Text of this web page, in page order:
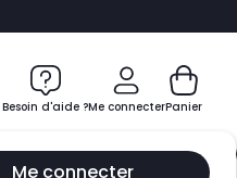
Besoin d'aide ?Me connecter
Me connecter
Panier
Infinity